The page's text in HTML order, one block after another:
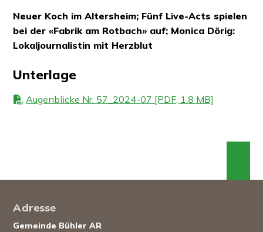
Neuer Koch im Altersheim; Fünf Live-Acts spielen
bei der «Fabrik am Rotbach» auf; Monica Dörig:
Lokaljournalistin mit Herzblut
Unterlage
Augenblicke Nr. 57_2024-07 [PDF, 1.8 MB]
Footer
Adresse
Gemeinde Bühler AR